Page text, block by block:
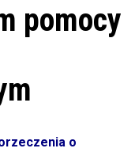
pomocy
o